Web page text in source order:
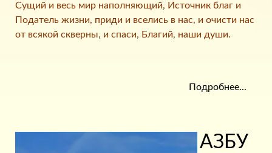
Сущий и весь мир наполняющий, Источник благ и
Податель жизни, приди и вселись в нас, и очисти нас
от всякой скверны, и спаси, Благий, наши души.
Подробнее...
АЗБУ